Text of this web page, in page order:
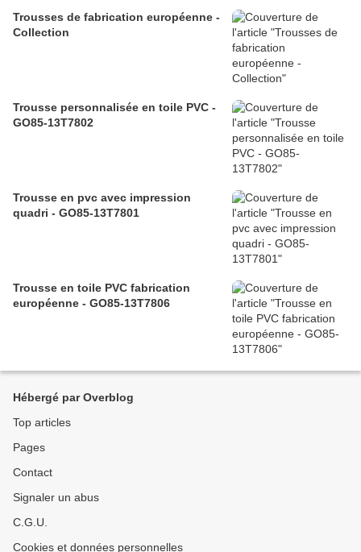
Trousses de fabrication européenne -
Collection
Trousse personnalisée en toile PVC -
GO85-13T7802
Trousse en pvc avec impression
quadri - GO85-13T7801
Trousse en toile PVC fabrication
européenne - GO85-13T7806
Hébergé par Overblog
Top articles
Pages
Contact
Signaler un abus
C.G.U.
Cookies et données personnelles